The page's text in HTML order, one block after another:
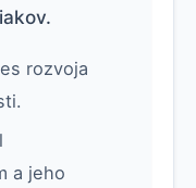
rozvoja
a jeho